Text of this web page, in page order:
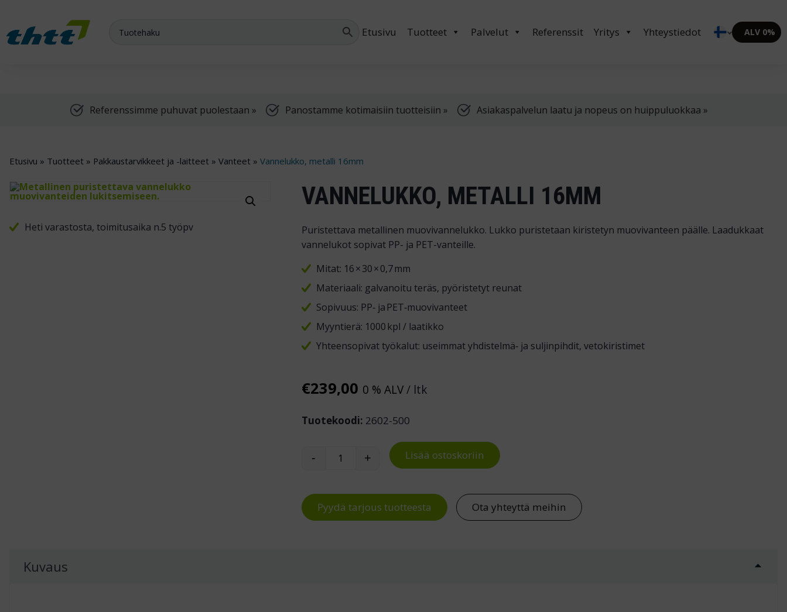
Etusivu Tuotteet Palvelut Referenssit Yritys Yhteystiedot ALV 0%
Referenssimme puhuvat puolestaan » Panostamme kotimaisiin tuotteisiin » Asiakaspalvelun laatu ja nopeus on huippuluokkaa »
Etusivu » Tuotteet » Pakkaustarvikkeet ja -laitteet » Vanteet » Vannelukko, metalli 16mm
Heti varastosta, toimitusaika n.5 työpv
VANNELUKKO, METALLI 16MM
Puristettava metallinen muovivannelukko. Lukko puristetaan kiristetyn muovivanteen päälle. Laadukkaat
vannelukot sopivat PP- ja PET-vanteille.
Mitat: 16 × 30 × 0,7 mm
Materiaali: galvanoitu teräs, pyöristetyt reunat
Sopivuus: PP‑ ja PET‑muovivanteet
Myyntierä: 1000 kpl / laatikko
Yhteensopivat työkalut: useimmat yhdistelmä‑ ja suljinpihdit, vetokiristimet
€239,00 0 % ALV/ ltk
Tuotekoodi: 2602-500
Vannelukko, metalli 16mm määrä
- + Lisää ostoskoriin
Pyydä tarjous tuotteesta Ota yhteyttä meihin
Kuvaus